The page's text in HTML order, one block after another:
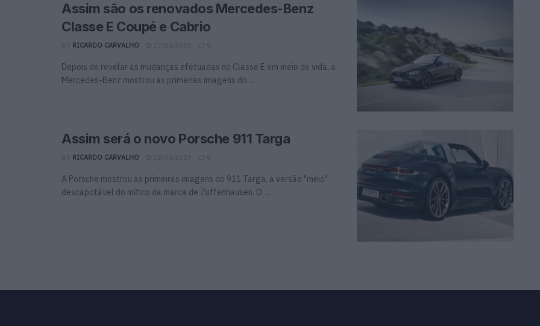
Assim são os renovados Mercedes-Benz
Classe E Coupé e Cabrio
BY RICARDO CARVALHO 27/05/2020 0
Depois de revelar as mudanças efetuadas no Classe E em meio de vida, a
Mercedes-Benz mostrou as primeiras imagens do ...
Assim será o novo Porsche 911 Targa
BY RICARDO CARVALHO 18/05/2020 0
A Porsche mostrou as primeiras imagens do 911 Targa, a versão "meio"
descapotável do mítico da marca de Zuffenhausen. O ...